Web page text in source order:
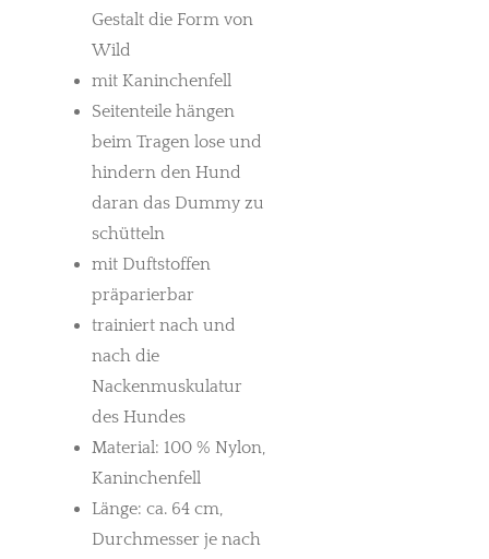
Gestalt die Form von
Wild
mit Kaninchenfell
Seitenteile hängen
beim Tragen lose und
hindern den Hund
daran das Dummy zu
schütteln
mit Duftstoffen
präparierbar
trainiert nach und
nach die
Nackenmuskulatur
des Hundes
Material: 100 % Nylon,
Kaninchenfell
Länge: ca. 64 cm,
Durchmesser je nach